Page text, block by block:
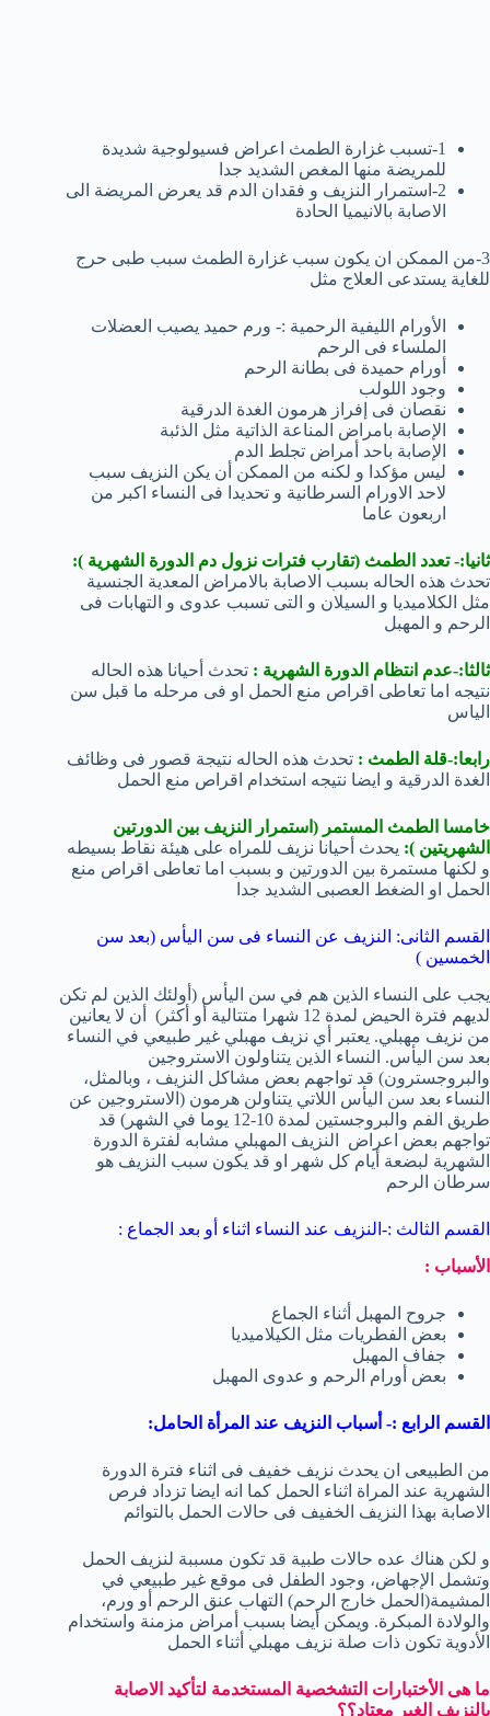
1-تسبب غزارة الطمث اعراض فسيولوجية شديدة
للمريضة منها المغص الشديد جدا
2-استمرار النزيف و فقدان الدم قد يعرض المريضة الى
الاصابة بالانيميا الحادة
3-من الممكن ان يكون سبب غزارة الطمث سبب طبى حرج
للغاية يستدعى العلاج مثل
الأورام الليفية الرحمية :- ورم حميد يصيب العضلات
الملساء فى الرحم
أورام حميدة فى بطانة الرحم
وجود اللولب
نقصان فى إفراز هرمون الغدة الدرقية
الإصابة بامراض المناعة الذاتية مثل الذئبة
الإصابة باحد أمراض تجلط الدم
ليس مؤكدا و لكنه من الممكن أن يكن النزيف سبب
لاحد الاورام السرطانية و تحديدا فى النساء اكبر من
اربعون عاما
ثانيا:- تعدد الطمث (تقارب فترات نزول دم الدورة الشهرية ):
تحدث هذه الحاله بسبب الاصابة بالامراض المعدية الجنسية
مثل الكلاميديا و السيلان و التى تسبب عدوى و التهابات فى
الرحم و المهبل
ثالثا:-عدم انتظام الدورة الشهرية : تحدث أحيانا هذه الحاله
نتيجه اما تعاطى اقراص منع الحمل او فى مرحله ما قبل سن
الياس
رابعا:-قلة الطمث : تحدث هذه الحاله نتيجة قصور فى وظائف
الغدة الدرقية و ايضا نتيجه استخدام اقراص منع الحمل
خامسا الطمث المستمر (استمرار النزيف بين الدورتين
الشهريتين ): يحدث أحيانا نزيف للمراه على هيئة نقاط بسيطه
و لكنها مستمرة بين الدورتين و بسبب اما تعاطى اقراص منع
الحمل او الضغط العصبى الشديد جدا
القسم الثانى: النزيف عن النساء فى سن اليأس (بعد سن
الخمسين )
يجب على النساء الذين هم في سن اليأس (أولئك الذين لم تكن
لديهم فترة الحيض لمدة 12 شهرا متتالية أو أكثر) أن لا يعانين
من نزيف مهبلي. يعتبر أي نزيف مهبلي غير طبيعي في النساء
بعد سن اليأس. النساء الذين يتناولون الاستروجين
والبروجسترون) قد تواجهم بعض مشاكل النزيف ، وبالمثل،
النساء بعد سن اليأس اللاتي يتناولن هرمون (الاستروجين عن
طريق الفم والبروجستين لمدة 10-12 يوما في الشهر) قد
تواجهم بعض اعراض النزيف المهبلي مشابه لفترة الدورة
الشهرية لبضعة أيام كل شهر او قد يكون سبب النزيف هو
سرطان الرحم
القسم الثالث :-النزيف عند النساء اثناء أو بعد الجماع :
الأسباب :
جروح المهبل أثناء الجماع
بعض الفطريات مثل الكيلاميديا
جفاف المهبل
بعض أورام الرحم و عدوى المهبل
القسم الرابع :- أسباب النزيف عند المرأة الحامل:
من الطبيعى ان يحدث نزيف خفيف فى اثناء فترة الدورة
الشهرية عند المراة اثناء الحمل كما انه ايضا تزداد فرص
الاصابة بهذا النزيف الخفيف فى حالات الحمل بالتوائم
و لكن هناك عده حالات طبية قد تكون مسببة لنزيف الحمل
وتشمل الإجهاض، وجود الطفل فى موقع غير طبيعي في
المشيمة(الحمل خارج الرحم) التهاب عنق الرحم أو ورم،
والولادة المبكرة. ويمكن أيضا بسبب أمراض مزمنة واستخدام
الأدوية تكون ذات صلة نزيف مهبلي أثناء الحمل
ما هى الأختبارات التشخصية المستخدمة لتأكيد الاصابة
بالنزيف الغير معتاد؟؟